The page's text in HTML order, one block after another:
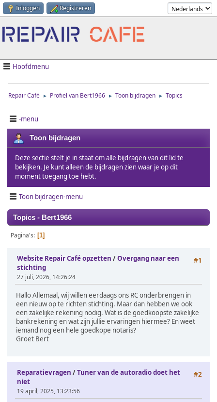
Inloggen Registreren
Hoofdmenu
Repair Café ► Profiel van Bert1966 ► Toon bijdragen ► Topics
-menu
Toon bijdragen
Deze sectie stelt je in staat om alle bijdragen van dit lid te
bekijken. Je kunt alleen de bijdragen zien waar je op dit
moment toegang toe hebt.
Toon bijdragen-menu
Topics - Bert1966
Pagina's 1
#1
Website Repair Café opzetten /Overgang naar een
stichting
27 juli, 2026, 14:26:24
Hallo Allemaal, wij willen eerdaags ons RC onderbrengen in
een nieuw op te richten stichting. Maar dan hebben we ook
een zakelijke rekening nodig. Wat is de goedkoopste zakelijke
bankrekening en wat zijn jullie ervaringen hiermee? En weet
iemand nog een hele goedkope notaris?
Groet Bert
#2
Reparatievragen /Tuner van de autoradio doet het
niet
19 april, 2025, 13:23:56